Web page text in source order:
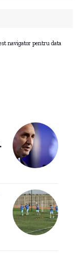
navigator pentru data